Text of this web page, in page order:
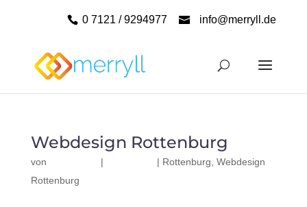
0 7121 / 9294977 info@merryll.de
Webdesign Rottenburg
von | | Rottenburg Webdesign
Rottenburg